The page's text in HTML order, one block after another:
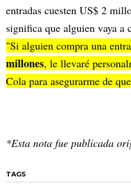
entradas cuesten US$ 2
significa que alguien vaya a
"Si alguien compra una
millones, le llevaré
Cola para asegurarme de
*Esta nota fue publicada
TAGS